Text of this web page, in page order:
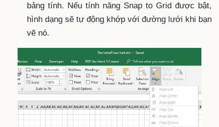
bảng tính. Nếu tính năng Snap to Grid được bật,
hình dạng sẽ tự động khớp với đường lưới khi bạn
vẽ nó.